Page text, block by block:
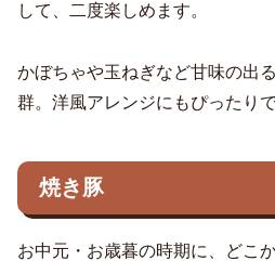
して、二度楽しめます。
かぼちゃや玉ねぎなど甘味の出
群。洋風アレンジにもぴったりで
焼き豚
お中元・お歳暮の時期に、どこ